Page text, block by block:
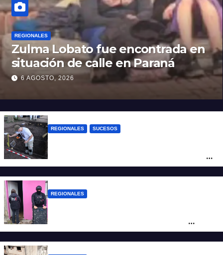
REGIONALES
Zulma Lobato fue encontrada en
situación de calle en Paraná
6 AGOSTO, 2026
REGIONALES SUCESOS
de San Antonio de Obligado
REGIONALES
violencia armada